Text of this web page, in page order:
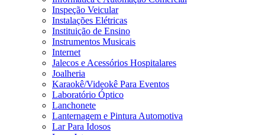
Inspeção Veicular
Instalações Elétricas
Instituição de Ensino
Instrumentos Musicais
Internet
Jalecos e Acessórios Hospitalares
Joalheria
Karaokê/Videokê Para Eventos
Laboratório Óptico
Lanchonete
Lanternagem e Pintura Automotiva
Lar Para Idosos